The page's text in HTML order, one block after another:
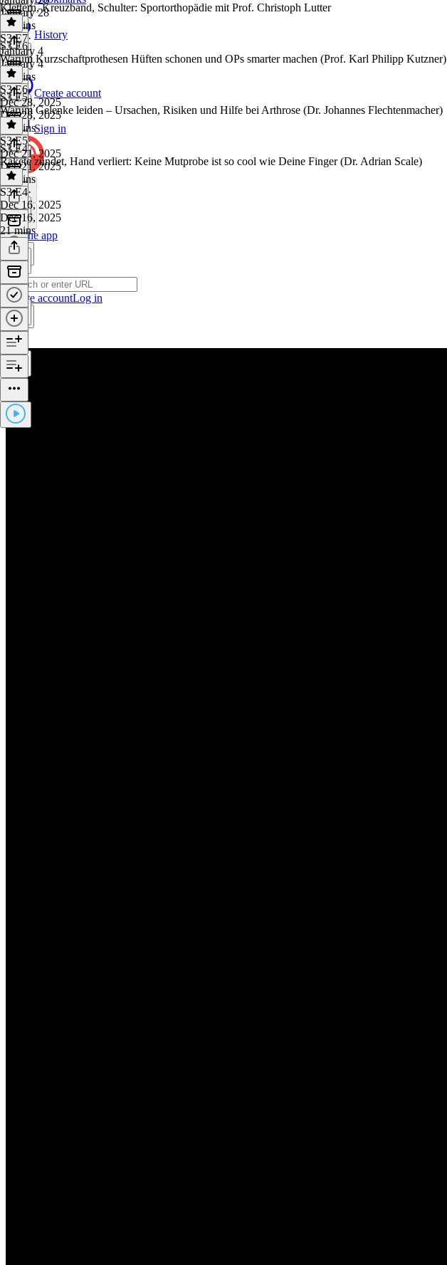
History
Create account
Sign in
Get the app
Create accountLog in
January 28
25 mins
Klettern, Kreuzband, Schulter: Sportorthopädie mit Prof. Christoph Lutter
S3 E7·
January 4
January 4
32 mins
S3 E6
Warum Kurzschaftprothesen Hüften schonen und OPs smarter machen (Prof. Karl Philipp Kutzner)
S3 E6·
Dec 28, 2025
Dec 28, 2025
33 mins
S3 E5
Warum Gelenke leiden – Ursachen, Risiken und Hilfe bei Arthrose (Dr. Johannes Flechtenmacher)
S3 E5·
Dec 21, 2025
Dec 21, 2025
32 mins
S3 E4
Rakete zündet, Hand verliert: Keine Mutprobe ist so cool wie Deine Finger (Dr. Adrian Scale)
S3 E4·
Dec 16, 2025
Dec 16, 2025
21 mins